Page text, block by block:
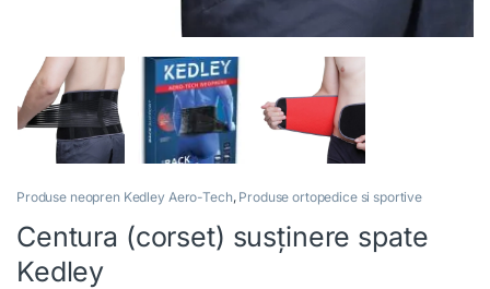
Produse neopren Kedley Aero-Tech, Produse ortopedice si sportive
Centura (corset) susținere spate
Kedley